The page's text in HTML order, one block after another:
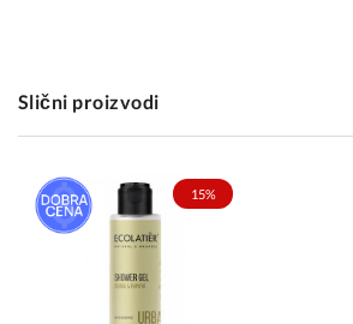
Slični proizvodi
15%